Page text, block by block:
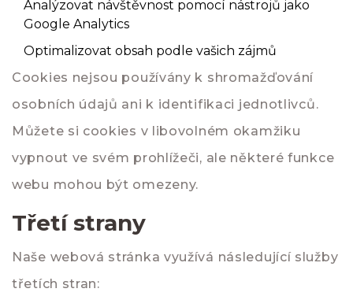
Analýzovat návštěvnost pomocí nástrojů jako
Google Analytics
Optimalizovat obsah podle vašich zájmů
Cookies nejsou používány k shromažďování
osobních údajů ani k identifikaci jednotlivců.
Můžete si cookies v libovolném okamžiku
vypnout ve svém prohlížeči, ale některé funkce
webu mohou být omezeny.
Třetí strany
Naše webová stránka využívá následující služby
třetích stran: